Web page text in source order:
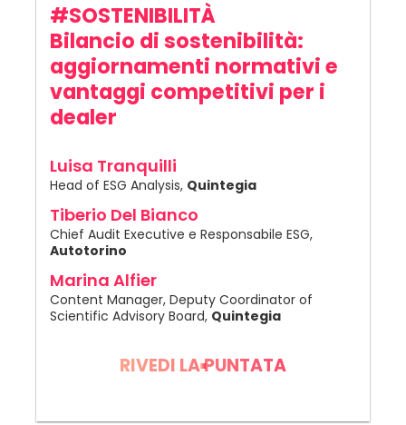
#SOSTENIBILITÀ
Bilancio di sostenibilità:
aggiornamenti normativi e
vantaggi competitivi per i
dealer
Luisa Tranquilli
Head of ESG Analysis, Quintegia
Tiberio Del Bianco
Chief Audit Executive e Responsabile ESG,
Autotorino
Marina Alfier
Content Manager, Deputy Coordinator of
Scientific Advisory Board, Quintegia
RIVEDI LA PUNTATA